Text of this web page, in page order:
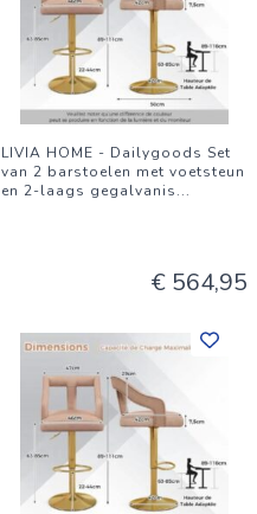
LIVIA HOME - Dailygoods Set
van 2 barstoelen met voetsteun
en 2-laags gegalvanis...
€ 564,95